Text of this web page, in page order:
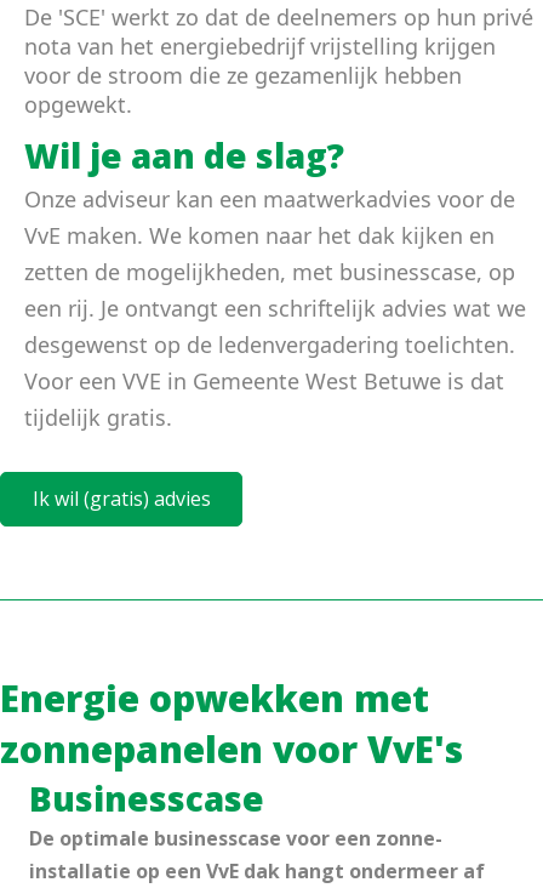
De 'SCE' werkt zo dat de deelnemers op hun privé
nota van het energiebedrijf vrijstelling krijgen
voor de stroom die ze gezamenlijk hebben
opgewekt.
Wil je aan de slag?
Onze adviseur kan een maatwerkadvies voor de
VvE maken. We komen naar het dak kijken en
zetten de mogelijkheden, met businesscase, op
een rij. Je ontvangt een schriftelijk advies wat we
desgewenst op de ledenvergadering toelichten.
Voor een VVE in Gemeente West Betuwe is dat
tijdelijk gratis.
Ik wil (gratis) advies
Energie opwekken met
zonnepanelen voor VvE's
Businesscase
De optimale businesscase voor een zonne-
installatie op een VvE dak hangt ondermeer af